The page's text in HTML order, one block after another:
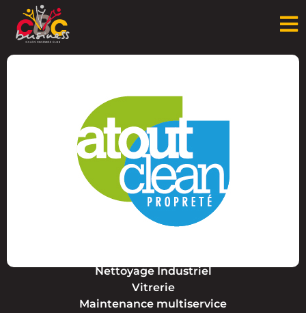
Nettoyage Industriel
‪Vitrerie
‪Maintenance multiservice